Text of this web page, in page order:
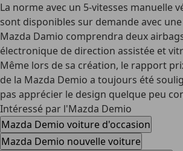
La norme avec un 5-vitesses manuelle
sont disponibles sur demande avec
Mazda Damio comprendra deux
électronique de direction assistée et
Même lors de sa création, le rapport
de la Mazda Demio a toujours été
pas apprécier le design quelque peu
Intéressé par l'Mazda Demio
Mazda Demio voiture d'occasion
Mazda Demio nouvelle voiture